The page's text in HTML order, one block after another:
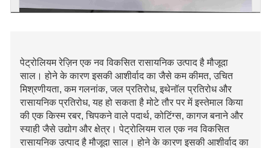
पेट्रोलियम रेज़िन एक नव विकसित रासायनिक उत्पाद है मौजूदा
साल। होने के कारण इसकी आशीर्वाद का जैसे कम कीमत, उचित
मिश्रणीयता, कम गलनांक, जल प्रतिरोध, इथेनॉल प्रतिरोध और
रासायनिक प्रतिरोध, यह हो सकता है मोटे तौर पर में इस्तेमाल किया
की एक किस्म रबर, चिपकने वाले पदार्थ, कोटिंग्स, कागज बनाने और
स्याही जैसे उद्योग और क्षेत्र। पेट्रोलियम राल एक नव विकसित
रासायनिक उत्पाद है मौजूदा साल। होने के कारण इसकी आशीर्वाद का